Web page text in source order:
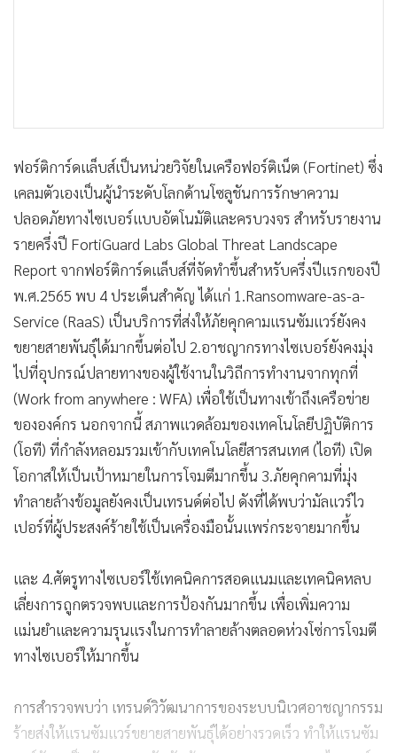
ฟอร์ติการ์ดแล็บส์เป็นหน่วยวิจัยในเครือฟอร์ติเน็ต (Fortinet) ซึ่ง
เคลมตัวเองเป็นผู้นำระดับโลกด้านโซลูชันการรักษาความ
ปลอดภัยทางไซเบอร์แบบอัตโนมัติและครบวงจร สำหรับรายงาน
รายครึ่งปี FortiGuard Labs Global Threat Landscape
Report จากฟอร์ติการ์ดแล็บส์ที่จัดทำขึ้นสำหรับครึ่งปีแรกของปี
พ.ศ.2565 พบ 4 ประเด็นสำคัญ ได้แก่ 1.Ransomware-as-a-
Service (RaaS) เป็นบริการที่ส่งให้ภัยคุกคามแรนซัมแวร์ยังคง
ขยายสายพันธุ์ได้มากขึ้นต่อไป 2.อาชญากรทางไซเบอร์ยังคงมุ่ง
ไปที่อุปกรณ์ปลายทางของผู้ใช้งานในวิถีการทำงานจากทุกที่
(Work from anywhere : WFA) เพื่อใช้เป็นทางเข้าถึงเครือข่าย
ขององค์กร นอกจากนี้ สภาพแวดล้อมของเทคโนโลยีปฏิบัติการ
(โอที) ที่กำลังหลอมรวมเข้ากับเทคโนโลยีสารสนเทศ (ไอที) เปิด
โอกาสให้เป็นเป้าหมายในการโจมตีมากขึ้น 3.ภัยคุกคามที่มุ่ง
ทำลายล้างข้อมูลยังคงเป็นเทรนด์ต่อไป ดังที่ได้พบว่ามัลแวร์ไว
เปอร์ที่ผู้ประสงค์ร้ายใช้เป็นเครื่องมือนั้นแพร่กระจายมากขึ้น
และ 4.ศัตรูทางไซเบอร์ใช้เทคนิคการสอดแนมและเทคนิคหลบ
เลี่ยงการถูกตรวจพบและการป้องกันมากขึ้น เพื่อเพิ่มความ
แม่นยำและความรุนแรงในการทำลายล้างตลอดห่วงโซ่การโจมตี
ทางไซเบอร์ให้มากขึ้น
การสำรวจพบว่า เทรนด์วิวัฒนาการของระบบนิเวศอาชญากรรม
ร้ายส่งให้แรนซัมแวร์ขยายสายพันธุ์ได้อย่างรวดเร็ว ทำให้แรนซัม